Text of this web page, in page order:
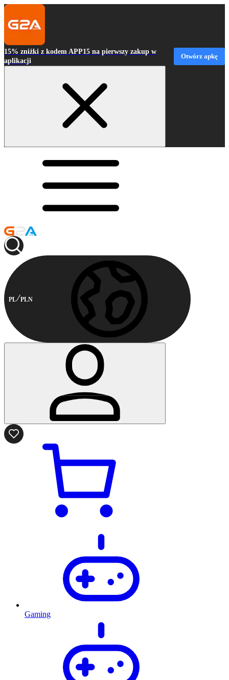
15% zniżki z kodem APP15 na pierwszy zakup w
aplikacji
Otwórz apkę
PL PLN
Gaming